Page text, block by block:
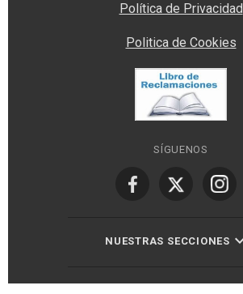
Política de Privacidad
Politica de Cookies
SÍGUENOS
NUESTRAS SECCIONES